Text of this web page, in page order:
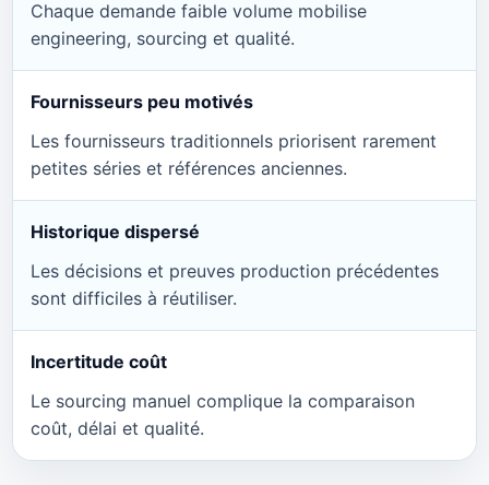
Chaque demande faible volume mobilise
engineering, sourcing et qualité.
Fournisseurs peu motivés
Les fournisseurs traditionnels priorisent rarement
petites séries et références anciennes.
Historique dispersé
Les décisions et preuves production précédentes
sont difficiles à réutiliser.
Incertitude coût
Le sourcing manuel complique la comparaison
coût, délai et qualité.